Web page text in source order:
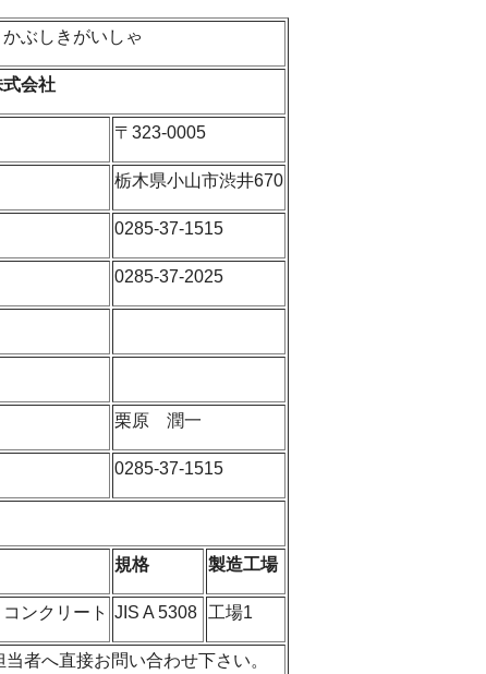
ぶしきがいしゃ
会社
〒323-0005
栃木県小山市渋井670
0285-37-1515
0285-37-2025
栗原 潤一
0285-37-1515
規格 製造工場
ンクリート JIS A 5308 工場1
者へ直接お問い合わせ下さい。